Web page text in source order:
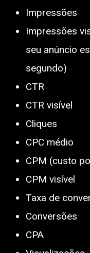
Impressões
Impressões
seu anúncio
segundo)
CTR
CTR visível
Cliques
CPC médio
CPM (custo
CPM visível
Taxa de
Conversões
CPA